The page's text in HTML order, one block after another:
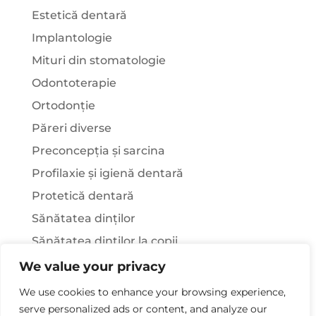
We value your privacy
We use cookies to enhance your browsing experience,
serve personalized ads or content, and analyze our
Estetică dentară
Implantologie
Mituri din stomatologie
Odontoterapie
Ortodonție
Păreri diverse
Preconcepția și sarcina
Profilaxie și igienă dentară
Protetică dentară
Sănătatea dinților
Sănătatea dinților la copii
Știați că…?
Tratamentul stomatologic la pacienții cu
afecțiuni sistemice